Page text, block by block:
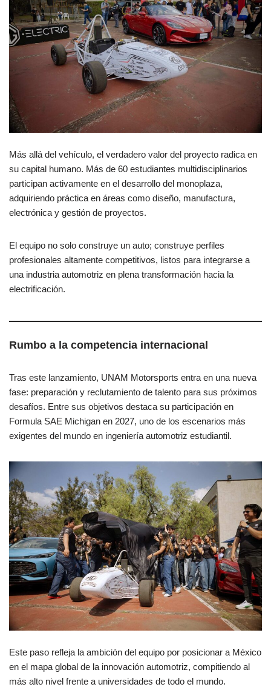
Más allá del vehículo, el verdadero valor del proyecto radica en
su capital humano. Más de 60 estudiantes multidisciplinarios
participan activamente en el desarrollo del monoplaza,
adquiriendo práctica en áreas como diseño, manufactura,
electrónica y gestión de proyectos.
El equipo no solo construye un auto; construye perfiles
profesionales altamente competitivos, listos para integrarse a
una industria automotriz en plena transformación hacia la
electrificación.
Rumbo a la competencia internacional
Tras este lanzamiento, UNAM Motorsports entra en una nueva
fase: preparación y reclutamiento de talento para sus próximos
desafíos. Entre sus objetivos destaca su participación en
Formula SAE Michigan en 2027, uno de los escenarios más
exigentes del mundo en ingeniería automotriz estudiantil.
Este paso refleja la ambición del equipo por posicionar a México
en el mapa global de la innovación automotriz, compitiendo al
más alto nivel frente a universidades de todo el mundo.